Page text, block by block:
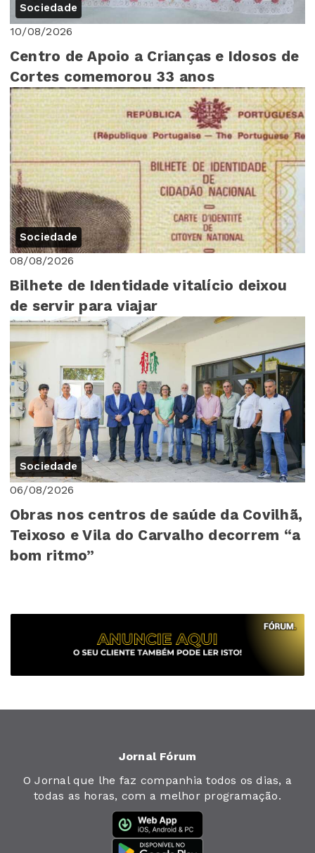
Sociedade
10/08/2026
Centro de Apoio a Crianças e Idosos de
Cortes comemorou 33 anos
Sociedade
08/08/2026
Bilhete de Identidade vitalício deixou
de servir para viajar
Sociedade
06/08/2026
Obras nos centros de saúde da Covilhã,
Teixoso e Vila do Carvalho decorrem “a
bom ritmo”
Jornal Fórum
O Jornal que lhe faz companhia todos os dias, a
todas as horas, com a melhor programação.